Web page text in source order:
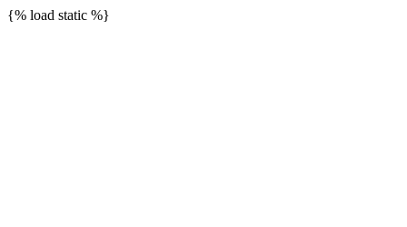
{% load static %}